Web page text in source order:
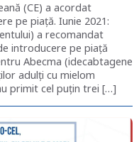
(CE) a acordat
pe piață. Iunie 2021:
a recomandat
introducere pe piață
Abecma (idecabtagene
adulți cu mielom
primit cel puțin trei […]